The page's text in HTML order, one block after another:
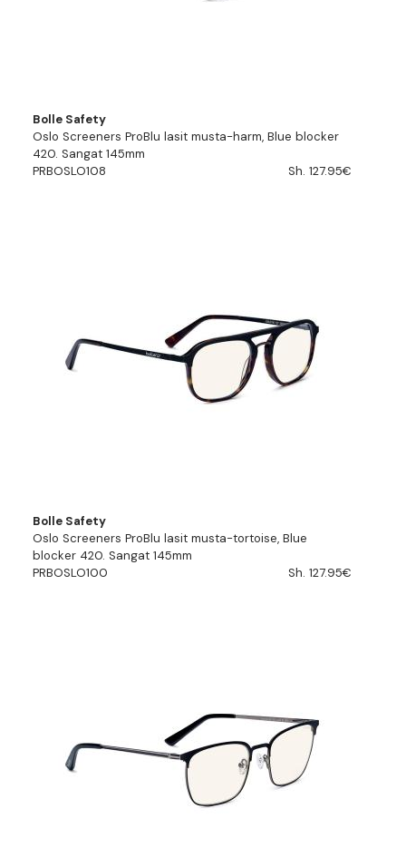
Bolle Safety
Oslo Screeners ProBlu lasit musta-harm, Blue blocker
420. Sangat 145mm
PRBOSLO108
Sh. 127.95€
Bolle Safety
Oslo Screeners ProBlu lasit musta-tortoise, Blue
blocker 420. Sangat 145mm
PRBOSLO100
Sh. 127.95€